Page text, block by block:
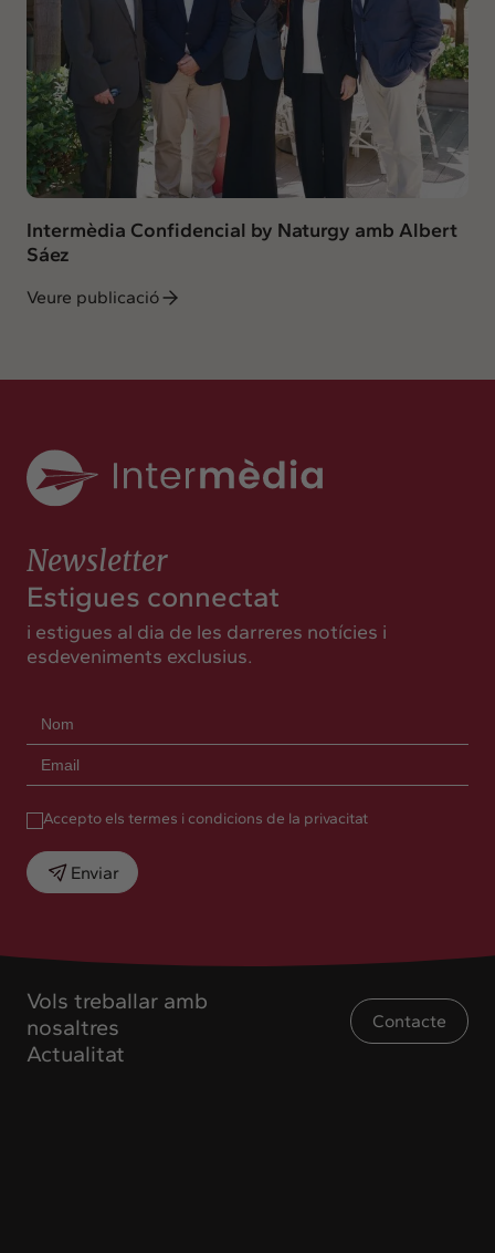
Intermèdia Confidencial by Naturgy amb Albert
Sáez
Veure publicació
Vols treballar amb
nosaltres
Actualitat
Contacte
Newsletter
Estigues connectat
i estigues al dia de les darreres notícies i
esdeveniments exclusius.
Accepto els termes i condicions de la privacitat
Enviar